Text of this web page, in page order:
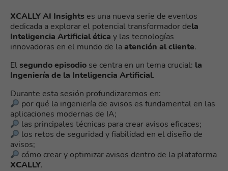
XCALLY AI Insights es una nueva serie de eventos
dedicada a explorar el potencial transformador dela
Inteligencia Artificial ética y las tecnologías
innovadoras en el mundo de laatención al cliente.
Elsegundo episodio se centra en un tema crucial: la
Ingeniería de la Inteligencia Artificial.
Durante esta sesión profundizaremos en:
por qué la ingeniería de avisos es fundamental en las
aplicaciones modernas de IA;
las principales técnicas para crear avisos eficaces;
los retos de seguridad y fiabilidad en el diseño de
avisos;
cómo crear y optimizar avisos dentro de la plataforma
XCALLY.